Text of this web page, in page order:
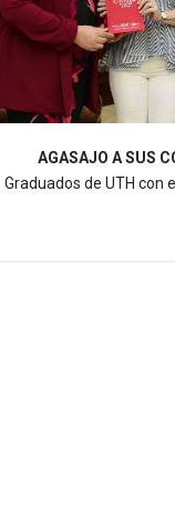
AGASAJO A SUS
Graduados de UTH con